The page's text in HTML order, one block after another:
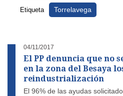
Etiqueta Torrelavega
04/11/2017
El PP denuncia que no
en la zona del Besaya
reindustrialización
El 96% de las ayudas